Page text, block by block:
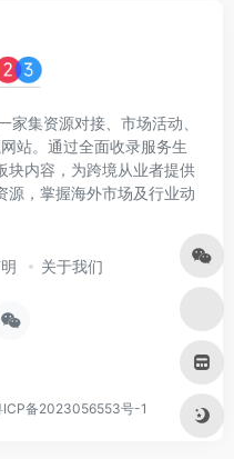
集资源对接、市场活动、
站。通过全面收录服务生
块内容，为跨境从业者提供
源，掌握海外市场及行业动
关于我们
ICP备2023056553号-1